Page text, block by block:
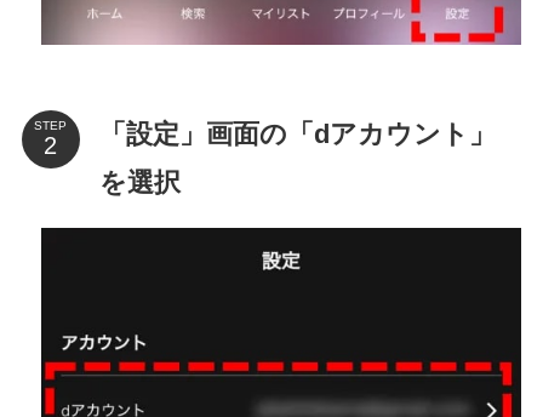
STEP
「設定」画面の「dアカウント」
を選択